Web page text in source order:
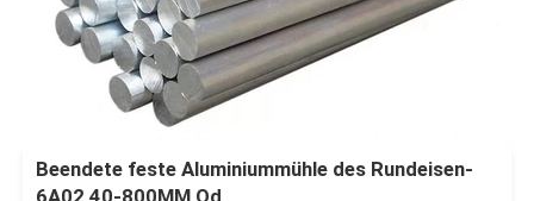
Beendete feste Aluminiummühle des Rundeisen-